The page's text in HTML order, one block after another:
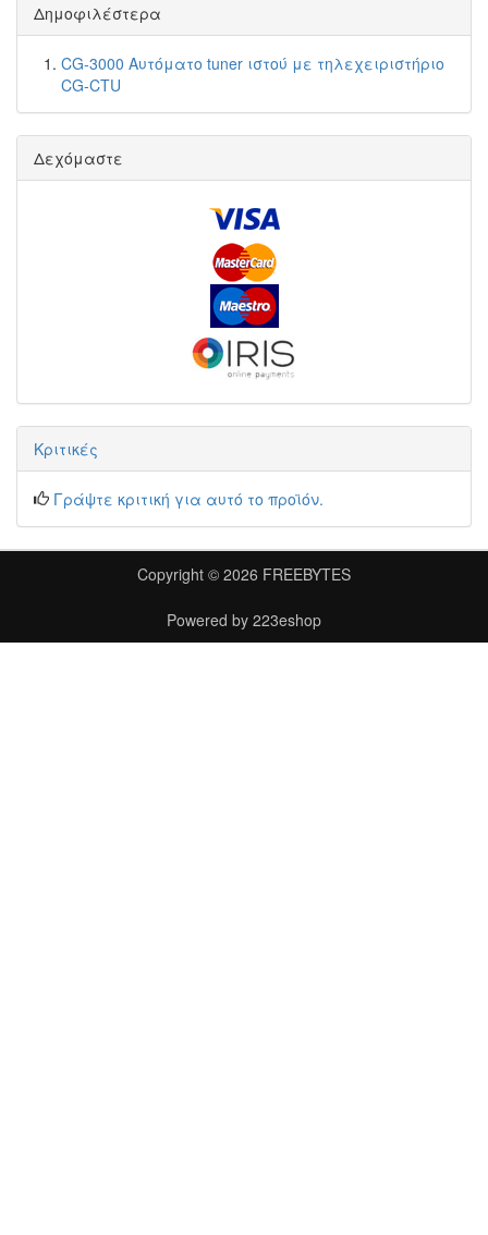
Δημοφιλέστερα
CG-3000 Αυτόματο tuner ιστού με τηλεχειριστήριο
CG-CTU
Δεχόμαστε
Κριτικές
Γράψτε κριτική για αυτό το προϊόν.
Copyright © 2026 FREEBYTES
Powered by 223eshop